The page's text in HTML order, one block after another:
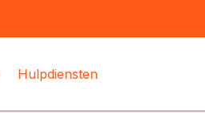
Hulpdiensten